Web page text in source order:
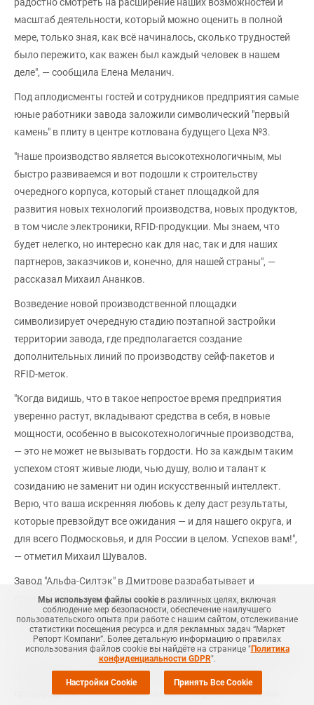
масштаб деятельности, который можно оценить в полной
мере, только зная, как всё начиналось, сколько трудностей
было пережито, как важен был каждый человек в нашем
деле", — сообщила Елена Меланич.
Под аплодисменты гостей и сотрудников предприятия самые
юные работники завода заложили символический "первый
камень" в плиту в центре котлована будущего Цеха №3.
"Наше производство является высокотехнологичным, мы
быстро развиваемся и вот подошли к строительству
очередного корпуса, который станет площадкой для
развития новых технологий производства, новых продуктов,
в том числе электроники, RFID-продукции. Мы знаем, что
будет нелегко, но интересно как для нас, так и для наших
партнеров, заказчиков и, конечно, для нашей страны", —
рассказал Михаил Ананков.
Возведение новой производственной площадки
символизирует очередную стадию поэтапной застройки
территории завода, где предполагается создание
дополнительных линий по производству сейф-пакетов и
RFID-меток.
"Когда видишь, что в такое непростое время предприятия
уверенно растут, вкладывают средства в себя, в новые
мощности, особенно в высокотехнологичные производства,
— это не может не вызывать гордости. Но за каждым таким
успехом стоят живые люди, чью душу, волю и талант к
созиданию не заменит ни один искусственный интеллект.
Верю, что ваша искренняя любовь к делу даст результаты,
которые превзойдут все ожидания — и для нашего округа, и
для всего Подмосковья, и для России в целом. Успехов вам!",
— отметил Михаил Шувалов.
Завод "Альфа-Силтэк" в Дмитрове разрабатывает и
производит из пластмасс большой ассортимент ушных
бирок, RFID-меток, пломбировочных устройств, сейф-
пакетов, индикаторов магнитного поля.
Большинство товарных позиций входят в Реестр российской
промышленной продукции (ГИСП Минпромторга РФ). В
производстве используются автоматизированные линии
Мы используем файлы cookieв различных целях, включая
соблюдение мер безопасности, обеспечение наилучшего
пользовательского опыта при работе с нашим сайтом, отслеживание
статистики посещения ресурса и для рекламных задач “Маркет
Репорт Компани”. Более детальную информацию о правилах
использования файлов cookie вы найдёте на странице "Политика
конфиденциальности GDPR".
Настройки Cookie Принять Все Cookie